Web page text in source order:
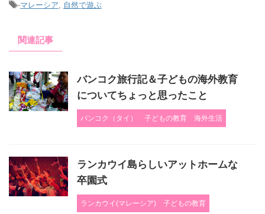
-マレーシア, 自然で遊ぶ
関連記事
バンコク旅行記＆子どもの海外教育
についてちょっと思ったこと
バンコク（タイ） 子どもの教育 海外生活
ランカウイ島らしいアットホームな
卒園式
ランカウイ(マレーシア) 子どもの教育